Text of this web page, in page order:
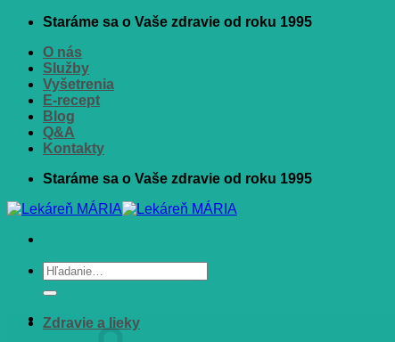
Skip
content
Staráme sa o Vaše zdravie od roku 1995
O nás
Služby
Vyšetrenia
E-recept
Blog
Q&A
Kontakty
Staráme sa o Vaše zdravie od roku 1995
Hľadať:
Zdravie a lieky